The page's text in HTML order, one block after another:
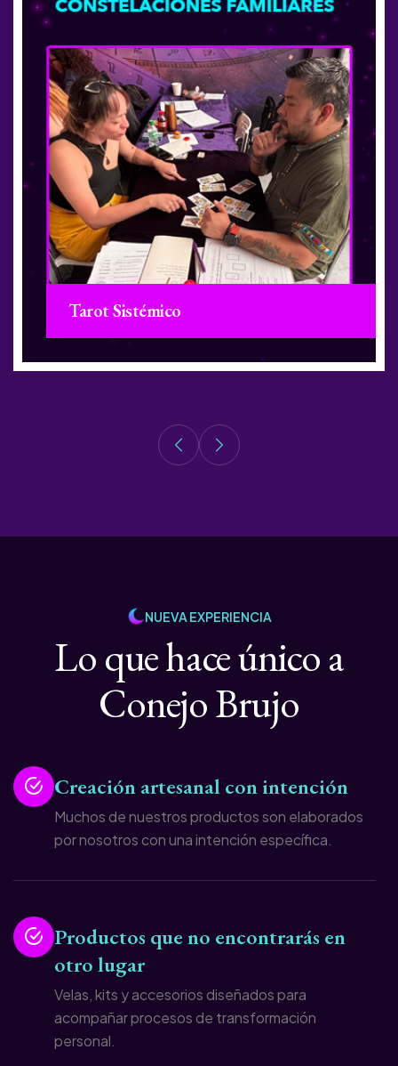
Tarot Sistémico
NUEVA EXPERIENCIA
Lo que hace único a
Conejo Brujo
Creación artesanal con intención
Muchos de nuestros productos son elaborados
por nosotros con una intención específica.
Productos que no encontrarás en
otro lugar
Velas, kits y accesorios diseñados para
acompañar procesos de transformación
personal.